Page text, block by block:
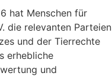
hat Menschen für
die relevanten Parteien
und der Tierrechte
erhebliche
und